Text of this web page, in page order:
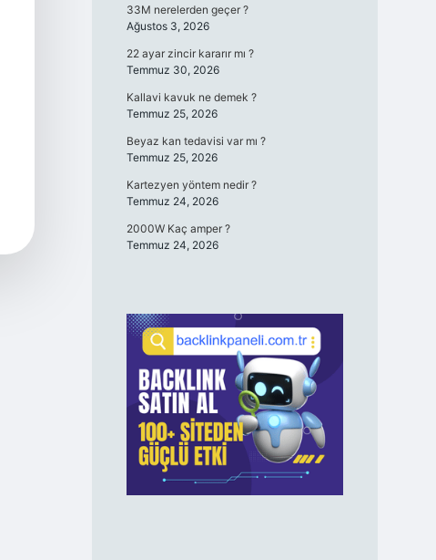
33M nerelerden geçer ?
Ağustos 3, 2026
22 ayar zincir kararır mı ?
Temmuz 30, 2026
Kallavi kavuk ne demek ?
Temmuz 25, 2026
Beyaz kan tedavisi var mı ?
Temmuz 25, 2026
Kartezyen yöntem nedir ?
Temmuz 24, 2026
2000W Kaç amper ?
Temmuz 24, 2026